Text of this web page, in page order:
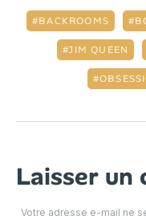
BACKROOMS
JIM QUEEN
Laisser un
Votre adresse e-mail ne